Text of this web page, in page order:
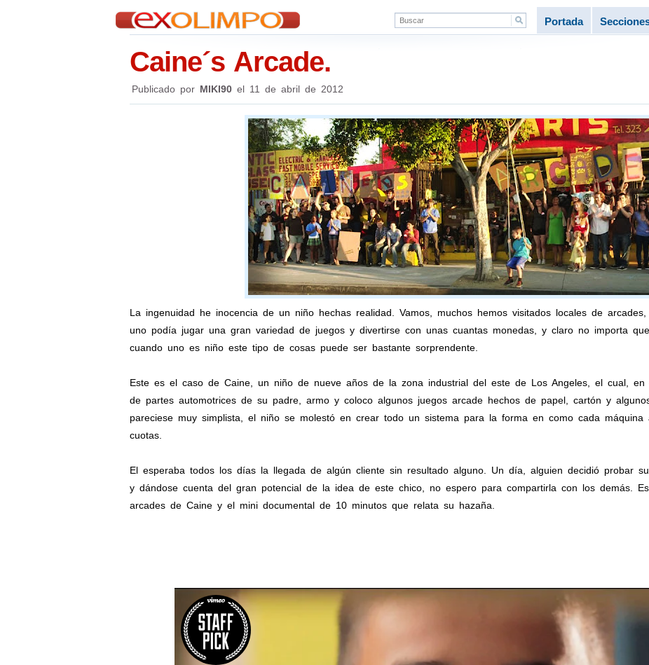
Portada
Caine´s Arcade.
Publicado por MIKI90el 11 de abril de 2012
La ingenuidad he inocencia de un niño hechas realidad. Vamos, muchos hemos visitados locales de
uno podía jugar una gran variedad de juegos y divertirse con unas cuantas monedas, y claro no importa
cuando uno es niño este tipo de cosas puede ser bastante sorprendente.
Este es el caso de Caine, un niño de nueve años de la zona industrial del este de Los Angeles, el cual, en
de partes automotrices de su padre, armo y coloco algunos juegos arcade hechos de papel, cartón y
pareciese muy simplista, el niño se molestó en crear todo un sistema para la forma en como cada máquina
cuotas.
El esperaba todos los días la llegada de algún cliente sin resultado alguno. Un día, alguien decidió probar
y dándose cuenta del gran potencial de la idea de este chico, no espero para compartirla con los demás.
arcades de Caine y el mini documental de 10 minutos que relata su hazaña.